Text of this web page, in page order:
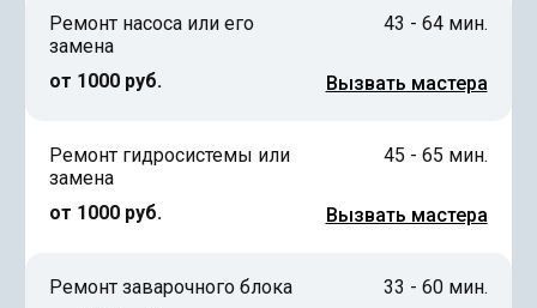
Ремонт насоса или его
замена
от 1000 руб.
43 - 64 мин.
Вызвать мастера
Ремонт гидросистемы или
замена
от 1000 руб.
45 - 65 мин.
Вызвать мастера
Ремонт заварочного блока
33 - 60 мин.